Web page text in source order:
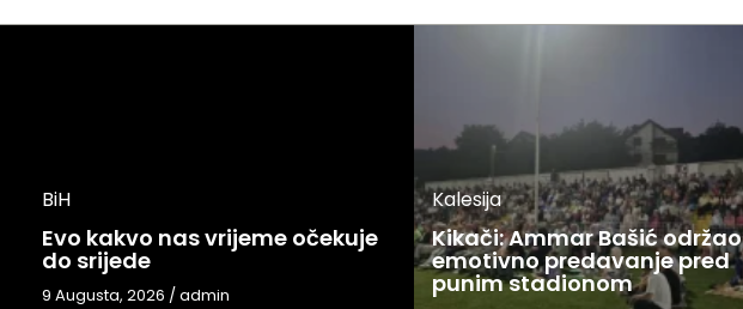
BiH
Evo kakvo nas vrijeme očekuje
do srijede
9 Augusta, 2026 /admin
Kalesija
Kikači: Ammar Bašić održao
emotivno predavanje pred
punim stadionom